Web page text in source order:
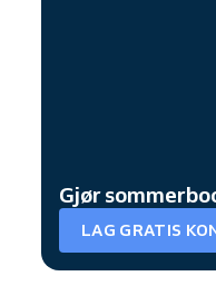
Gjør
LAG GRATIS